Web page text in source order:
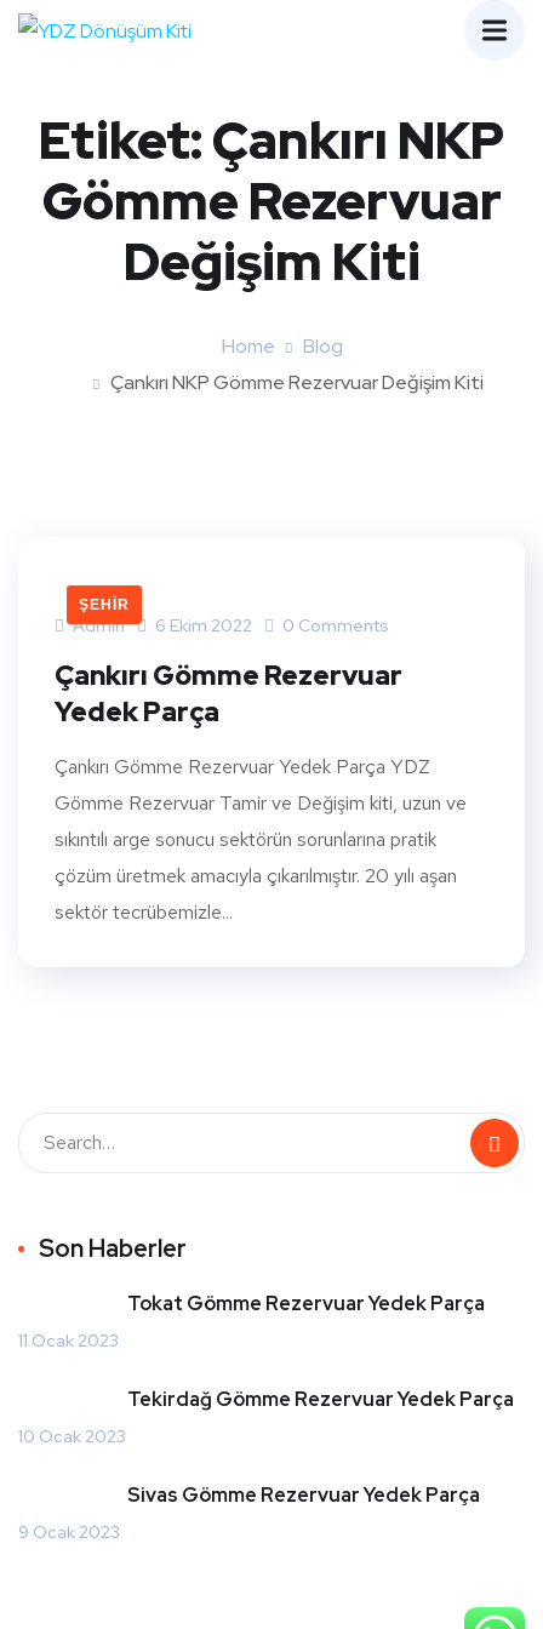
Etiket:Çankırı NKP
Gömme Rezervuar
Değişim Kiti
Home
Blog
Çankırı NKP Gömme Rezervuar Değişim Kiti
ŞEHIR
Admin 6 Ekim 2022 0 Comments
Çankırı Gömme Rezervuar
Yedek Parça
Çankırı Gömme Rezervuar Yedek Parça YDZ
Gömme Rezervuar Tamir ve Değişim kiti, uzun ve
sıkıntılı arge sonucu sektörün sorunlarına pratik
çözüm üretmek amacıyla çıkarılmıştır. 20 yılı aşan
sektör tecrübemizle...
Son Haberler
Tokat Gömme Rezervuar Yedek Parça
11 Ocak 2023
Tekirdağ Gömme Rezervuar Yedek Parça
10 Ocak 2023
Sivas Gömme Rezervuar Yedek Parça
9 Ocak 2023